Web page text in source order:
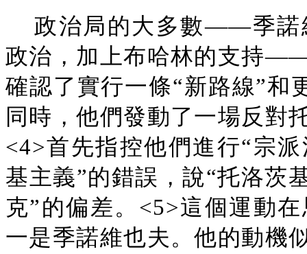
政治局的大多數——季諾
政治，加上布哈林的支持
確認了實行一條“新路線”和
同時，他們發動了一場反對
<4>首先指控他們進行“宗
基主義”的錯誤，說“托洛茨
克”的偏差。<5>這個運動
一是季諾維也夫。他的動機